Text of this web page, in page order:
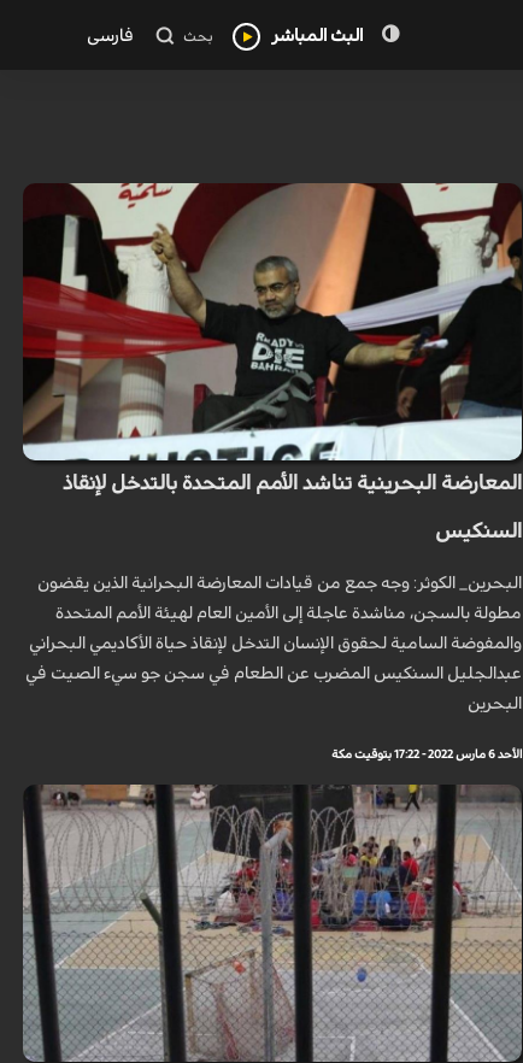
البث المباشر بحث فارسی
المعارضة البحرينية تناشد الأمم المتحدة بالتدخل لإنقاذ
السنكيس
البحرين_ الكوثر: وجه جمع من قيادات المعارضة البحرانية الذين يقضون
مطولة بالسجن، مناشدة عاجلة إلى الأمين العام لهيئة الأمم المتحدة
والمفوضة السامية لحقوق الإنسان التدخل لإنقاذ حياة الأكاديمي البحراني
عبدالجليل السنكيس المضرب عن الطعام في سجن جو سيء الصيت في
البحرين
الأحد 6 مارس 2022 - 17:22 بتوقيت مكة